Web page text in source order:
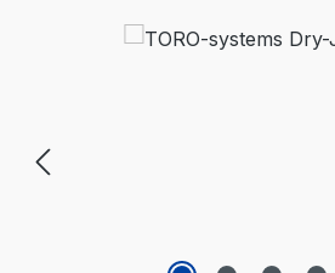
Bildergalerie überspringen